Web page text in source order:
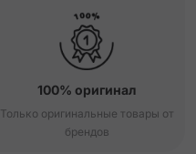
100% оригинал
Только оригинальные товары от
брендов